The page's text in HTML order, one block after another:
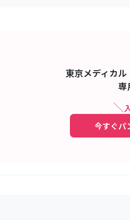
東京メディカ
専
今すぐパ